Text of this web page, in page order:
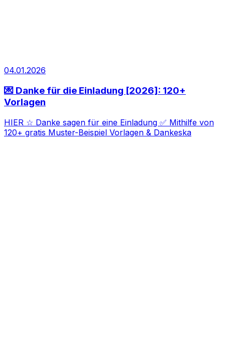
04.01.2026
💌 Danke für die Einladung [2026]: 120+
Vorlagen
HIER ☆ Danke sagen für eine Einladung ✅ Mithilfe von
120+ gratis Muster-Beispiel Vorlagen & Dankeska